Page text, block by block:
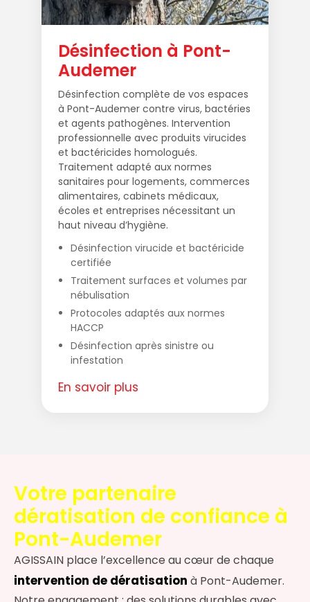
Désinfection à Pont-
Audemer
Désinfection complète de vos espaces
à Pont-Audemer contre virus, bactéries
et agents pathogènes. Intervention
professionnelle avec produits virucides
et bactéricides homologués.
Traitement adapté aux normes
sanitaires pour logements, commerces
alimentaires, cabinets médicaux,
écoles et entreprises nécessitant un
haut niveau d’hygiène.
Désinfection virucide et bactéricide
certifiée
Traitement surfaces et volumes par
nébulisation
Protocoles adaptés aux normes
HACCP
Désinfection après sinistre ou
infestation
En savoir plus
Votre partenaire
dératisation de confiance à
Pont-Audemer
AGISSAIN place l’excellence au cœur de chaque
intervention de dératisation à Pont-Audemer.